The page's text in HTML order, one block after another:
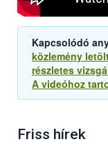
Kapcsolódó
közlemény
részletes
A videóhoz
Friss hírek